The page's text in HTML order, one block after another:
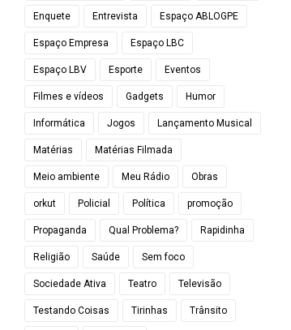
Enquete Entrevista Espaço ABLOGPE
Espaço Empresa Espaço LBC
Espaço LBV Esporte Eventos
Filmes e vídeos Gadgets Humor
Informática Jogos Lançamento Musical
Matérias Matérias Filmada
Meio ambiente Meu Rádio Obras
orkut Policial Política promoção
Propaganda Qual Problema? Rapidinha
Religião Saúde Sem foco
Sociedade Ativa Teatro Televisão
Testando Coisas Tirinhas Trânsito